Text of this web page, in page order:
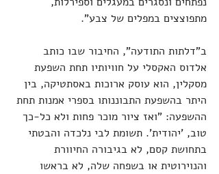
מתפוצצים במפלים של צבע".
ב"דלתות התודעה", החיבור שבו כותב
אלדוס האקסלי על חוויותיו תחת השפעת
מסקלין, הוא עוסק ארוכות באסתטיקה, בין
היתר בהשפעת התבוננותו בספרי אמנות תחת
ההשפעה: "ואז ציור מוכר פחות ולא כל-כך
טוב, 'יהודית'. תשומת לבי נלכדה והבטתי
בתחושת קסם, לא בגיבורה החיוורת
והנוירוטית או בשפחה שלה, לא בראשו